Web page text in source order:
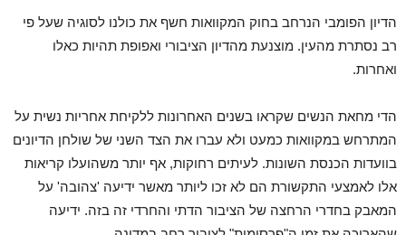
הדיון הפומבי הנרחב בחוק המקוואות חשף את כולנו לסוגיה שעל פי
רב נסתרת מהעין. מוצנעת מהדיון הציבורי ואפופת תהיות כאלו
ואחרות.
הדי מחאת הנשים שקראו בשנים האחרונות ללקיחת אחריות נשית על
המתרחש במקוואות כמעט ולא עברו את הצד השני של שולחן הדיונים
בוועדות הכנסת השונות. לעיתים רחוקות, אף יותר משהועלו קריאות
אלו לאמצעי התקשורת הם לא זכו ליותר מאשר ידיעה 'צהובה' על
המאבק בחדרי הרחצה של הציבור הדתי והחרדי זה בזה. ידיעה